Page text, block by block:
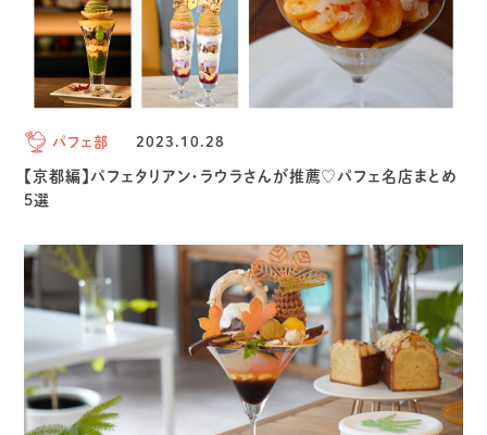
パフェ部 2023.10.28
【京都編】パフェタリアン・ラウラさんが推薦♡パフェ名店まとめ
5選